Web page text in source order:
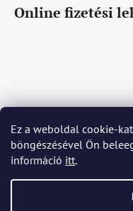
Ez a weboldal cookie-
böngészésével Ön
információ itt.
Online fizetési
Čeština
Język polski
Português
Nederlands